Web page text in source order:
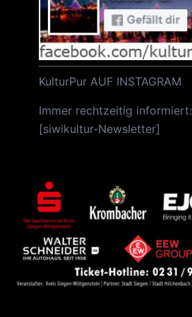
KulturPur AUF INSTAGRAM
Immer rechtzeitig informiert:
[siwikultur-Newsletter]